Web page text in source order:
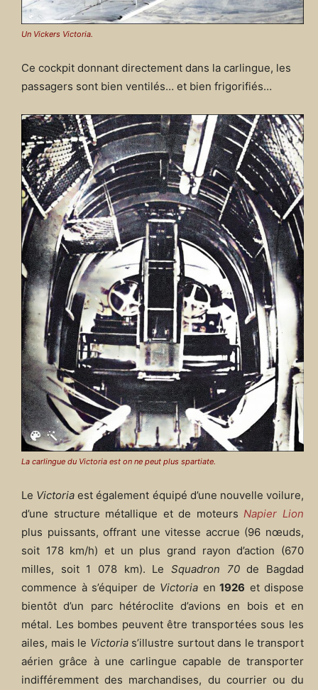
Un Vickers Victoria.
Ce cockpit donnant directement dans la carlingue, les
passagers sont bien ventilés… et bien frigorifiés…
La carlingue du Victoria est on ne peut plus spartiate.
Le Victoria est également équipé d’une nouvelle voilure,
d’une structure métallique et de moteurs Napier Lion
plus puissants, offrant une vitesse accrue (96 nœuds,
soit 178 km/h) et un plus grand rayon d’action (670
milles, soit 1 078 km). Le Squadron 70de Bagdad
commence à s’équiper de Victoria en 1926 et dispose
bientôt d’un parc hétéroclite d’avions en bois et en
métal. Les bombes peuvent être transportées sous les
ailes, mais le Victorias’illustre surtout dans le transport
aérien grâce à une carlingue capable de transporter
indifféremment des marchandises, du courrier ou du